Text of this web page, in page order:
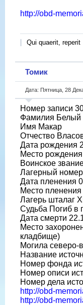
http://obd-
Qui quaerit, reperit
Томик
Дата: Пятница, 28
Номер записи
Фамилия Белый
Имя Макар
Отчество
Дата рождения
Место
Воинское
Лагерный
Дата пленения
Место
Лагерь шталаг
Судьба Погиб в
Дата смерти
Место
кладбище)
Могила северо-
Название
Номер фонда
Номер описи
Номер дела
http://obd-
http://obd-